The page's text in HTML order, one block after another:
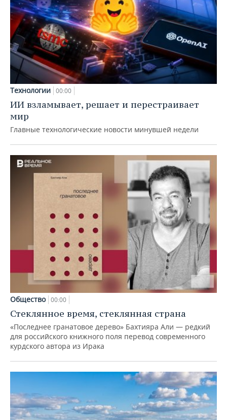
Технологии 00:00
ИИ взламывает, решает и перестраивает
мир
Главные технологические новости минувшей недели
Общество 00:00
Стеклянное время, стеклянная страна
«Последнее гранатовое дерево» Бахтияра Али — редкий
для российского книжного поля перевод современного
курдского автора из Ирака